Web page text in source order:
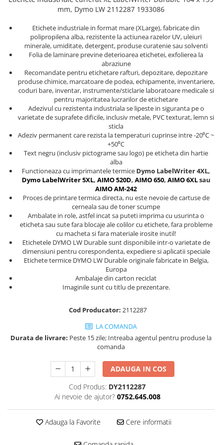
Etichete cabluri Aimo Phomemo
Etichete Aimo Phomemo M110 |
M200 | M220
Etichete Aimo rotunde
Etichete bijuterii Aimo Phomemo
Dymo
Batoane silicon Rapid Industriale
Batoane silicon universal
Batoane silicon sanitar
Batoane silicon piele
Batoane silicon lemn
Batoane silicon pentru decoratiuni
Batoane silicon cu sclipici
Batoane silicon Rapid Fun to Fix
Batoane silicon low temperature
Batoane silicon PVC/ Cabluri
Batoane silicon pluta
Batoane silicon piele intoarsa
Duze pentru pistoale de lipit
Clesti pentru nituri si popnituri
Clesti Nituri Filetate Rapid
Nituri Standard Rapid
Nituri otel inoxidabil Rapid
Nituri High performance Rapid
Nituri cu cap mare Rapid
Capsatoare pneumatice
Pistoale pneumatice batut cuie in
Pistoale pneumatice duale batut
capse sau cuie in banda
Preducele si Clesti pentru ocheti
finisare bannere
Trusa surubelnite electricieni Wera
Truse de scule combinate pentru
electrieni
Truse de scule combinate pentru
Cuttere cu clicket pentru taiere
cabluri forta aluminu sau cupru
Extractor conectori Engineer
Geanta | Rucsac pentru scule
Instrumente recuperatoare
magnetice
Patenti speciali
Pompe aspirator fludor si accesorii
Scule de mana electricieni
Scule de mana KNIPEX
Scule multifunctionale si accesorii
Scule pentru aviatie
Scule pentru constructii navale si
intretinere nave
Scule pentru instalari panouri
fotovoltaice
Scule unelte lucru la inaltime
Surubelnite pentru Mecanici
Surubelnite testare tensiune
Surubelnite VDE KNIPEX
Surubelnite Electricieni
Surubelnite VDE Wera
mm, Dymo LW 2112287 1933086
Etichete industriale in format mare (XLarge), fabricate din
polipropilena alba, rezistente la actiunea razelor UV, uleiuri
minerale, umiditate, detergent, produse curatenie sau solventi
Folia de laminare previne deterioarea etichetei, exfolierea la
abraziune
Recomandate pentru etichetare rafturi, depozitare, depozitare
produse chimice, marcatoare de podea, echipamente, inventariere,
coduri bare, inventar, instrumente/sticlarie laboratoare medicale si
pentru majoritatea lucrarilor de etichetare
Adezivul cu rezistenta industriala se lipeste in siguranta pe o
varietate de suprafete dificile, inclusiv metale, PVC texturat, lemn si
sticla
Adeziv permanent care rezista la temperaturi cuprinse intre -20⁰C ~
+50⁰C
Text negru (inclusiv pictograme sau logo) pe eticheta din hartie
alba
Functioneaza cu imprimantele termice Dymo LabelWriter 4XL,
Dymo LabelWriter 5XL, AIMO 520D, AIMO 650, AIMO 6XLsau
AIMO AM-242
Proces de printare termica directa, nu este nevoie de cartuse de
cerneala sau de toner scumpe
Ambalate in role, astfel incat sa puteti imprima cu usurinta o
eticheta sau sute fara blocaje ale colilor cu etichete, fara probleme
cu macheta si fara materiale irosite inutil!
Etichetele DYMO LW Durable sunt disponibile intr-o varietate de
dimensiuni pentru corespondenta, expediere si aplicatii speciale
Etichete termice DYMO LW Durable originale fabricate in Belgia,
Europa
Ambalaje din carton reciclat
Imaginile sunt cu titlu de prezentare.
Cod Producator: 2112287
LA COMANDA
Durata de livrare: Peste 15 zile; Intreaba agentul pentru produse la
comanda
ADAUGA IN COS
Cod Produs: DY2112287
Ai nevoie de ajutor? 0752.645.008
Adauga la Favorite Cere informatii